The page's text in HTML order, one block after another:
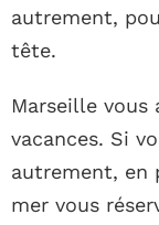
autrement,
tête.
Marseille vous
vacances. Si
autrement, en
mer vous